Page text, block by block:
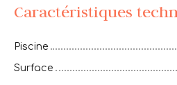
Caractéristiques
Piscine
Surface